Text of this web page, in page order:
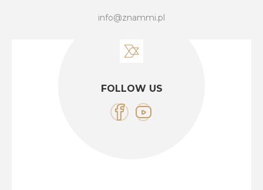
info@znammi.pl
FOLLOW US